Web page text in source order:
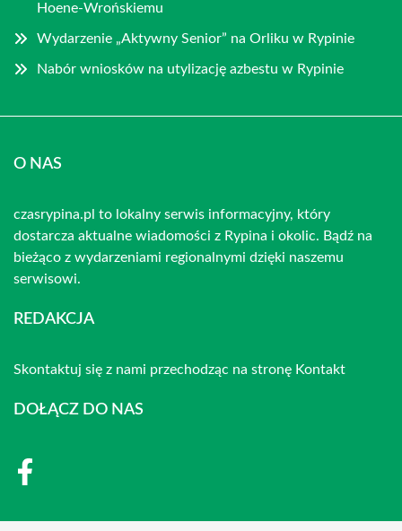
Hoene-Wrońskiemu
Wydarzenie „Aktywny Senior” na Orliku w Rypinie
Nabór wniosków na utylizację azbestu w Rypinie
O NAS
czasrypina.pl to lokalny serwis informacyjny, który
dostarcza aktualne wiadomości z Rypina i okolic. Bądź na
bieżąco z wydarzeniami regionalnymi dzięki naszemu
serwisowi.
REDAKCJA
Skontaktuj się z nami przechodząc na stronę Kontakt
DOŁĄCZ DO NAS